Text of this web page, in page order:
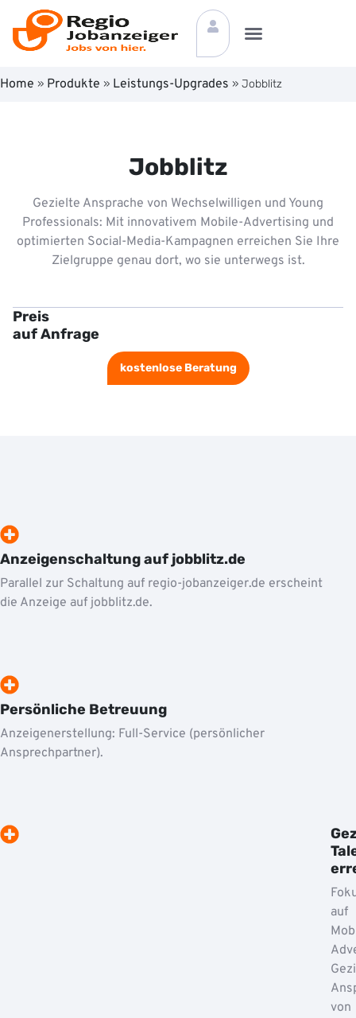
Home » Produkte » Leistungs-Upgrades » Jobblitz
Jobblitz
Gezielte Ansprache von Wechselwilligen und Young
Professionals: Mit innovativem Mobile-Advertising und
optimierten Social-Media-Kampagnen erreichen Sie Ihre
Zielgruppe genau dort, wo sie unterwegs ist.
Preis
auf Anfrage
kostenlose Beratung
Anzeigenschaltung auf jobblitz.de
Parallel zur Schaltung auf regio-jobanzeiger.de erscheint
die Anzeige auf jobblitz.de.
Persönliche Betreuung
Anzeigenerstellung: Full-Service (persönlicher
Ansprechpartner).
auf
von